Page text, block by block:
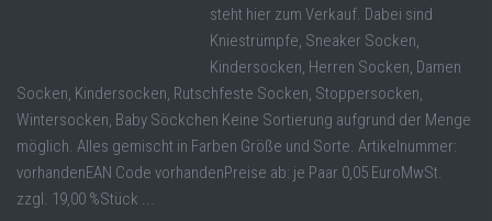
steht hier zum Verkauf. Dabei sind
Kniestrümpfe, Sneaker Socken,
Kindersocken, Herren Socken, Damen
Socken, Kindersocken, Rutschfeste Socken, Stoppersocken,
Wintersocken, Baby Söckchen Keine Sortierung aufgrund der Menge
möglich. Alles gemischt in Farben Größe und Sorte. Artikelnummer:
vorhandenEAN Code vorhandenPreise ab: je Paar 0,05 EuroMwSt.
zzgl. 19,00 %Stück ...